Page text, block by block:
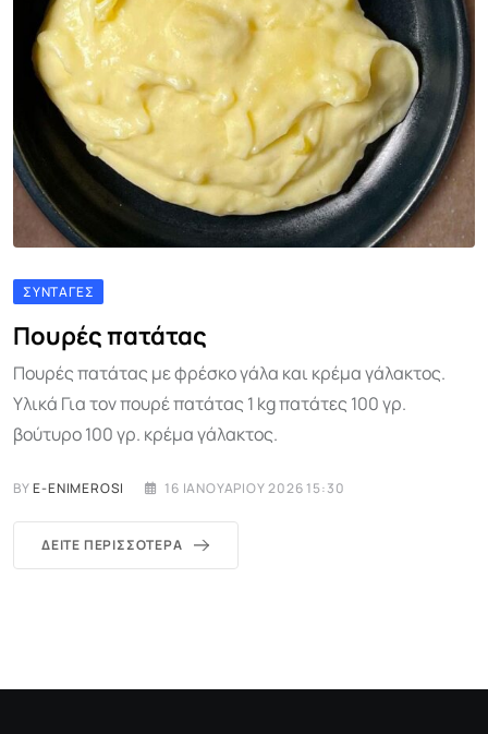
ΣΥΝΤΑΓΈΣ
Πουρές πατάτας
Πουρές πατάτας με φρέσκο γάλα και κρέμα γάλακτος.
Υλικά Για τον πουρέ πατάτας 1 kg πατάτες 100 γρ.
βούτυρο 100 γρ. κρέμα γάλακτος.
BYE-ENIMEROSI 16 ΙΑΝΟΥΑΡΊΟΥ 2026 15:30
ΔΕΊΤΕ ΠΕΡΙΣΣΌΤΕΡΑ